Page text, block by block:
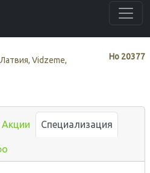
Нo 20377
Латвия, Vidzeme,
Акции Специализация